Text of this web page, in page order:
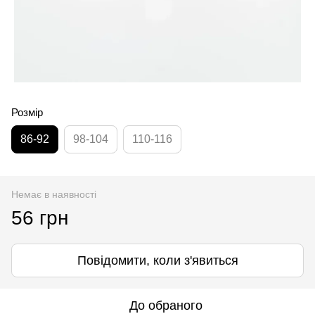
Розмір
86-92 98-104 110-116
Немає в наявності
56 грн
Повідомити, коли з'явиться
До обраного